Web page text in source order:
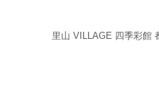
里山 VILLAGE 四季彩館